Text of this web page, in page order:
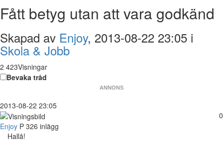
Fått betyg utan att vara godkänd
Skapad av Enjoy, 2013-08-22 23:05 i
Skola & Jobb
2 423Visningar
Bevaka tråd
ANNONS
2013-08-22 23:05
0
Enjoy P 326 inlägg
Hallå!